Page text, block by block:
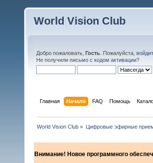
World Vision Club
Добро пожаловать, Гость . Пожалуйста,
Не получили письмо с кодом активации?
Главная Начало FAQ Помощь
World Vision Club » Цифровые эфирные
Внимание! Новое программного